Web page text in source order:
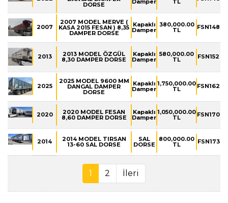
DORSE Damper TL
2007
2007 MODEL MERVE (
KASA 2015 FESAN ) 8,35
DAMPER DORSE
Kapaklı
Damper
380,000.00
TL FSN148
2013 2013 MODEL ÖZGÜL
8,30 DAMPER DORSE
Kapaklı
Damper
580,000.00
TL FSN152
2025
2025 MODEL 9600 MM
DANGAL DAMPER
DORSE
Kapaklı
Damper
1,750,000.00
TL FSN162
2020 2020 MODEL FESAN
8,60 DAMPER DORSE
Kapaklı
Damper
1,050,000.00
TL FSN170
2014 2014 MODEL TIRSAN
13-60 SAL DORSE
SAL
DORSE
800,000.00
TL FSN173
1 2 İleri